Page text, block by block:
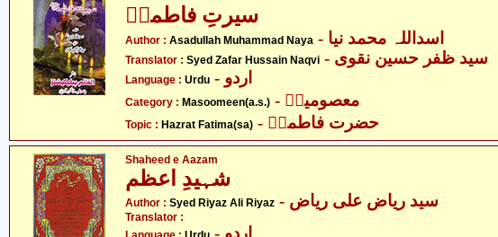
سیرتِ فاطمہؑ
Author : Asadullah Muhammad Naya - اسداللہ محمد نیا
Translator : Syed Zafar Hussain Naqvi - سید ظفر حسین نقوی
Language : Urdu - اردو
Category : Masoomeen(a.s.) - معصومینؑ
Topic : Hazrat Fatima(sa) - حضرت فاطمہؑ
Shaheed e Aazam
شہیدِ اعظم
Author : Syed Riyaz Ali Riyaz - سید ریاض علی ریاض
Translator :
- اردو